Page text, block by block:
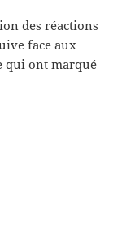
des réactions
face aux
qui ont marqué